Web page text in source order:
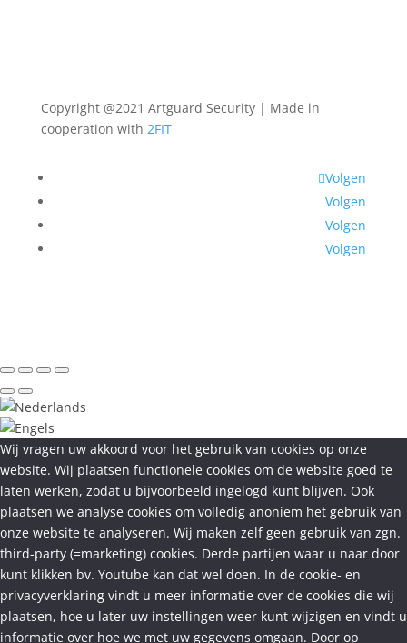
Copyright @2021 Artguard Security | Made in
cooperation with 2FIT
Volgen
Volgen
Volgen
Volgen
Wij vragen uw akkoord voor het gebruik van cookies op onze
website. Wij plaatsen functionele cookies om de website goed te
laten werken, zodat u bijvoorbeeld ingelogd kunt blijven. Ook
plaatsen we analyse cookies om volledig anoniem het gebruik van
onze website te analyseren. Wij maken zelf geen gebruik van zgn.
third-party (=marketing) cookies. Derde partijen waar u naar door
kunt klikken bv. Youtube kan dat wel doen. In de cookie- en
privacyverklaring vindt u meer informatie over de cookies die wij
plaatsen, hoe u later uw instellingen weer kunt wijzigen en vindt u
informatie over hoe we met uw gegevens omgaan. Door op